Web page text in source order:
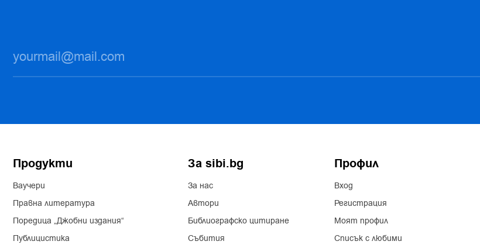
Продукти
Ваучери
Правна литература
Поредица „Джобни издания“
Публицистика
За sibi.bg
За нас
Автори
Библиографско цитиране
Събития
Профил
Вход
Регистрация
Моят профил
Списък с любими